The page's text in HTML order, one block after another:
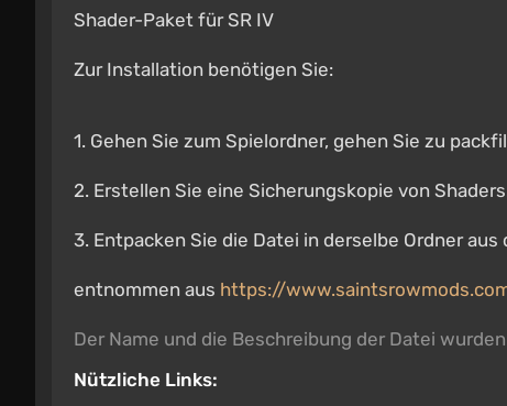
Shader-Paket für SR IV
Zur Installation benötigen Sie:
1. Gehen Sie zum Spielordner, gehen Sie zu
2. Erstellen Sie eine Sicherungskopie von
3. Entpacken Sie die Datei in derselbe Ordner aus
entnommen aus https://
Der Name und die Beschreibung der Datei
Nützliche Links: